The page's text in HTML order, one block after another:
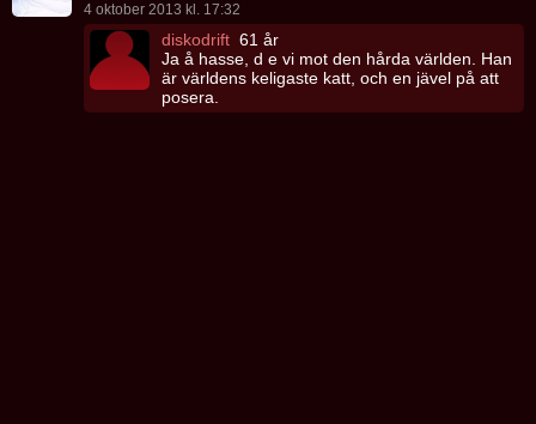
4 oktober 2013 kl. 17:32
diskodrift 61 år
Ja å hasse, d e vi mot den hårda världen. Han
är världens keligaste katt, och en jävel på att
posera.